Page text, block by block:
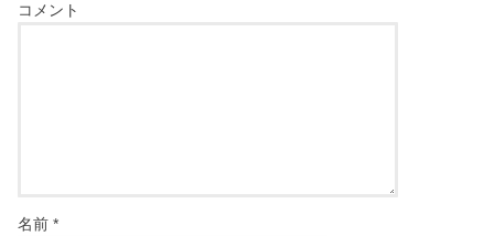
コメント
名前*